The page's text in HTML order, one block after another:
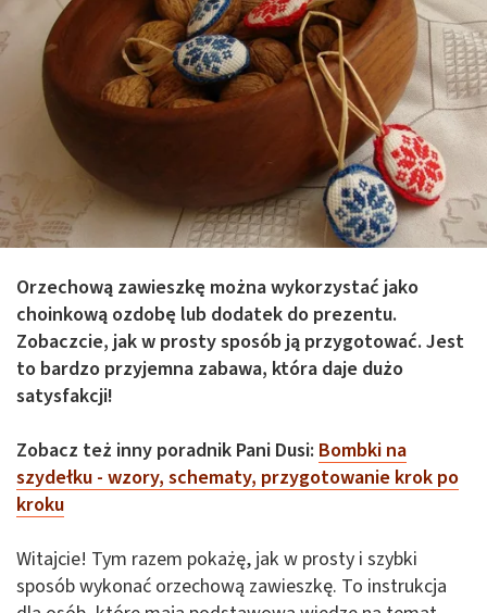
Orzechową zawieszkę można wykorzystać jako
choinkową ozdobę lub dodatek do prezentu.
Zobaczcie, jak w prosty sposób ją przygotować. Jest
to bardzo przyjemna zabawa, która daje dużo
satysfakcji!
Zobacz też inny poradnik Pani Dusi: Bombki na
szydełku - wzory, schematy, przygotowanie krok po
kroku
Witajcie! Tym razem pokażę, jak w prosty i szybki
sposób wykonać orzechową zawieszkę. To instrukcja